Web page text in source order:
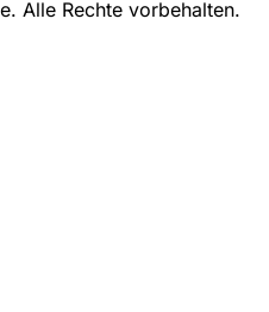
Alle Rechte vorbehalten.